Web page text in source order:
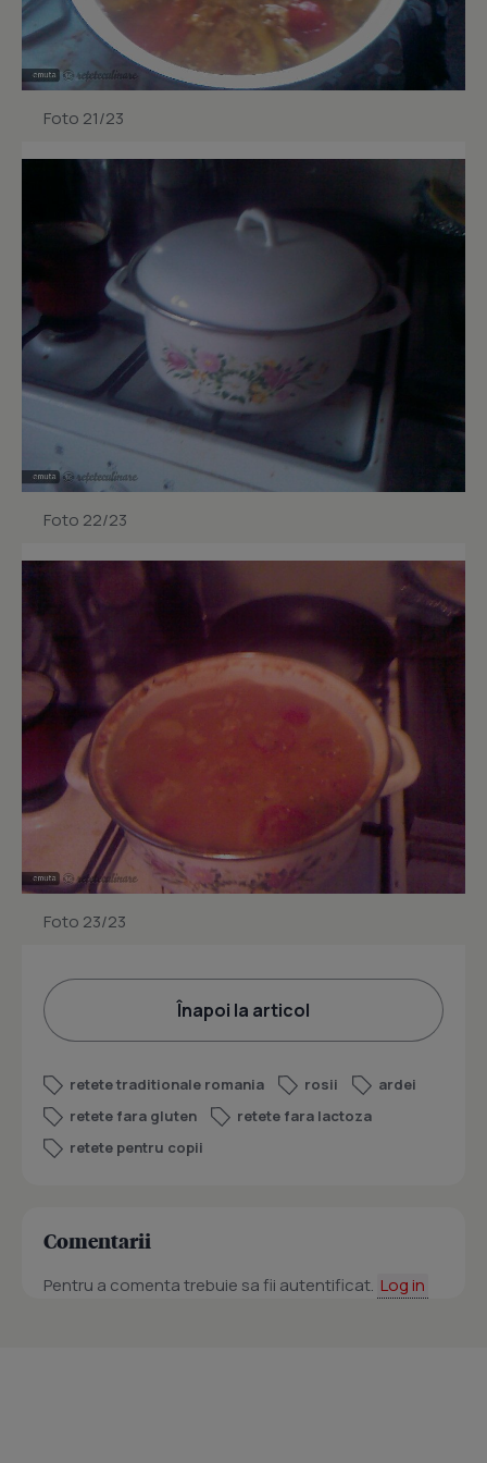
Foto 21/23
Foto 22/23
Foto 23/23
Înapoi la articol
retete traditionale romania rosii
ardei
retete fara gluten
retete fara lactoza
retete pentru copii
Comentarii
Pentru a comenta trebuie sa fii autentificat. Log in